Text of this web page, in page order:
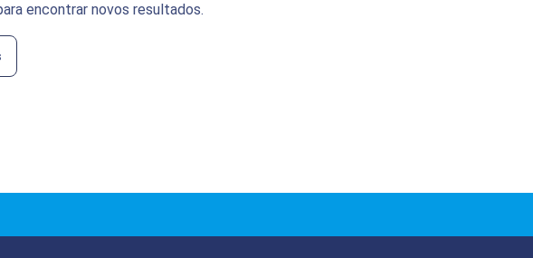
encontrar novos resultados.